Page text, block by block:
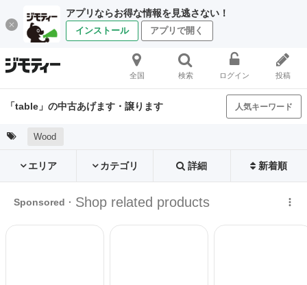
アプリならお得な情報を見逃さない！
インストール アプリで開く
全国 検索 ログイン 投稿
「table」の中古あげます・譲ります 人気キーワード
Wood
エリア カテゴリ 詳細 新着順